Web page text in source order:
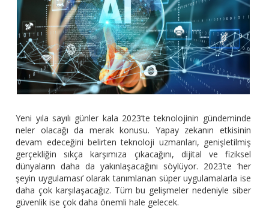
Yeni yıla sayılı günler kala 2023’te teknolojinin gündeminde
neler olacağı da merak konusu. Yapay zekanın etkisinin
devam edeceğini belirten teknoloji uzmanları, genişletilmiş
gerçekliğin sıkça karşımıza çıkacağını, dijital ve fiziksel
dünyaların daha da yakınlaşacağını söylüyor. 2023’te ‘her
şeyin uygulaması’ olarak tanımlanan süper uygulamalarla ise
daha çok karşılaşacağız. Tüm bu gelişmeler nedeniyle siber
güvenlik ise çok daha önemli hale gelecek.